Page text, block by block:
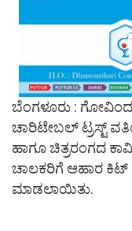
ಬೆಂಗಳೂರು : ಗೋವಿಂದ
ಚಾರಿಟೇಬಲ್ ಟ್ರಸ್ಟ್
ಹಾಗೂ ಚಿತ್ರರಂಗದ
ಚಾಲಕರಿಗೆ ಆಹಾರ ಕಿಟ್
ಮಾಡಲಾಯಿತು.